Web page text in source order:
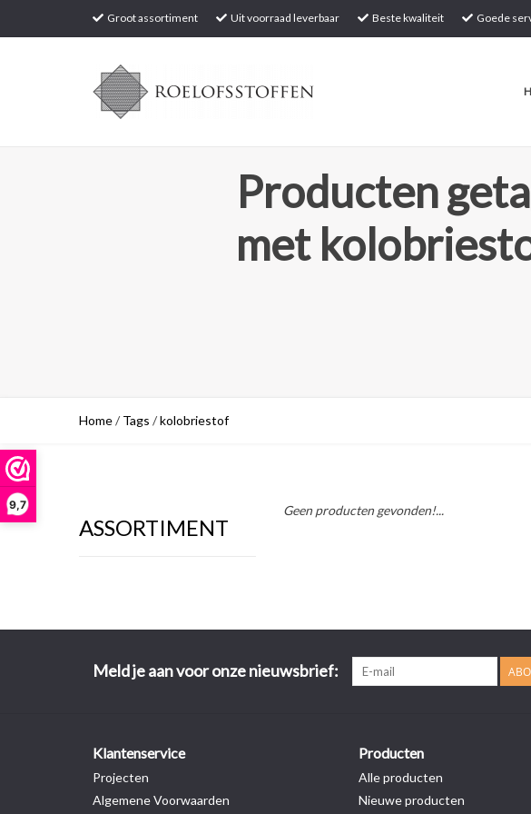
9,7
Groot assortiment Uit voorraad leverbaar Beste kwaliteit Goede
Producten
met
Home/ Tags /kolobriestof
ASSORTIMENT
Geen producten gevonden!...
Meld je aan voor onze nieuwsbrief:
Klantenservice
Projecten
Algemene Voorwaarden
Producten
Alle producten
Nieuwe producten